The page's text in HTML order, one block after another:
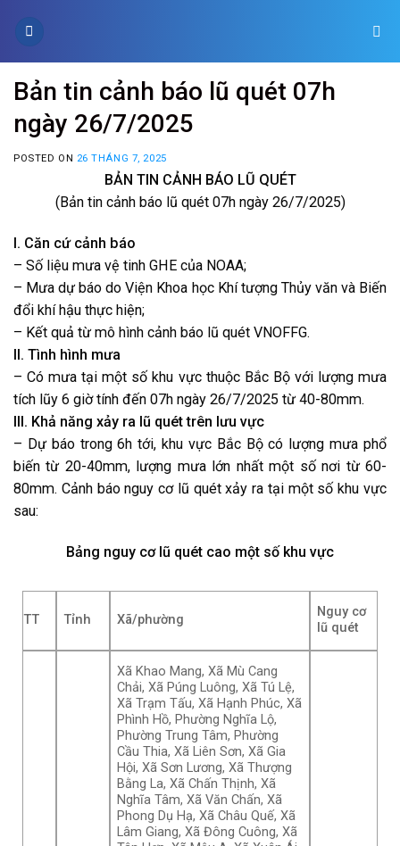
Bản tin cảnh báo lũ quét 07h
ngày 26/7/2025
POSTED ON 26 THÁNG 7, 2025
BẢN TIN CẢNH BÁO LŨ QUÉT
(Bản tin cảnh báo lũ quét 07h ngày 26/7/2025)
I. Căn cứ cảnh báo
– Số liệu mưa vệ tinh GHE của NOAA;
– Mưa dự báo do Viện Khoa học Khí tượng Thủy văn và Biến
đổi khí hậu thực hiện;
– Kết quả từ mô hình cảnh báo lũ quét VNOFFG.
II. Tình hình mưa
– Có mưa tại một số khu vực thuộc Bắc Bộ với lượng mưa
tích lũy 6 giờ tính đến 07h ngày 26/7/2025 từ 40-80mm.
III. Khả năng xảy ra lũ quét trên lưu vực
– Dự báo trong 6h tới, khu vực Bắc Bộ có lượng mưa phổ
biến từ 20-40mm, lượng mưa lớn nhất một số nơi từ 60-
80mm. Cảnh báo nguy cơ lũ quét xảy ra tại một số khu vực
sau:
Bảng nguy cơ lũ quét cao một số khu vực
TT Tỉnh Xã/phường
Nguy cơ
lũ quét
Xã Khao Mang, Xã Mù Cang
Chải, Xã Púng Luông, Xã Tú Lệ,
Xã Trạm Tấu, Xã Hạnh Phúc, Xã
Phình Hồ, Phường Nghĩa Lộ,
Phường Trung Tâm, Phường
Cầu Thia, Xã Liên Sơn, Xã Gia
Hội, Xã Sơn Lương, Xã Thượng
Bằng La, Xã Chấn Thịnh, Xã
Nghĩa Tâm, Xã Văn Chấn, Xã
Phong Dụ Hạ, Xã Châu Quế, Xã
Lâm Giang, Xã Đông Cuông, Xã